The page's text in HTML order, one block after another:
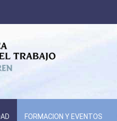
FORMACION Y EVENTOS